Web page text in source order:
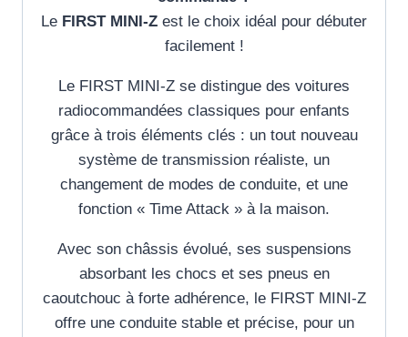
Le FIRST MINI-Z est le choix idéal pour débuter
facilement !
Le FIRST MINI-Z se distingue des voitures
radiocommandées classiques pour enfants
grâce à trois éléments clés : un tout nouveau
système de transmission réaliste, un
changement de modes de conduite, et une
fonction « Time Attack » à la maison.
Avec son châssis évolué, ses suspensions
absorbant les chocs et ses pneus en
caoutchouc à forte adhérence, le FIRST MINI-Z
offre une conduite stable et précise, pour un